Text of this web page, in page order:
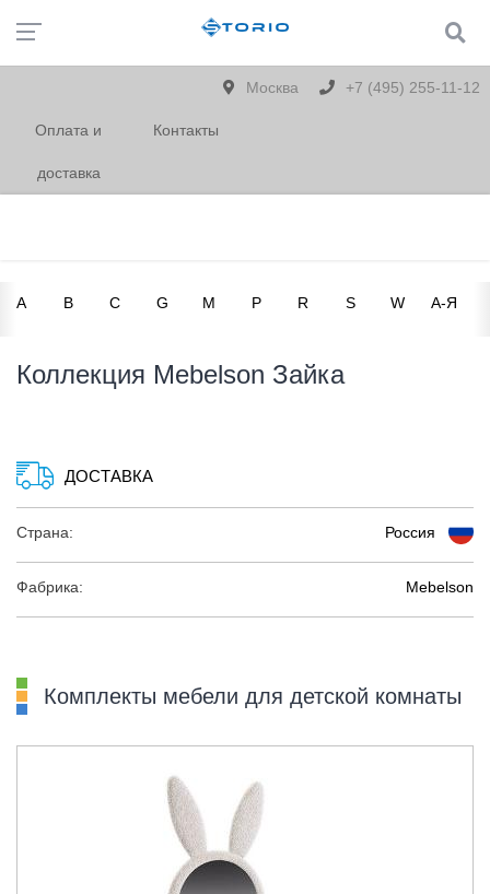
Москва +7 (495) 255-11-12
Оплата и
доставка
Контакты
A B C G M P R S W А-Я
Коллекция Mebelson Зайка
ДОСТАВКА
Страна: Россия
Фабрика: Mebelson
Комплекты мебели для детской комнаты